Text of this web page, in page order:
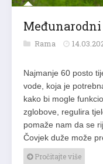
Rama
Najmanje 60 posto
vode, koja je
kako bi mogle
zglobove, regulira
pomaže nam da se
Čovjek duže može
Pročitajte više